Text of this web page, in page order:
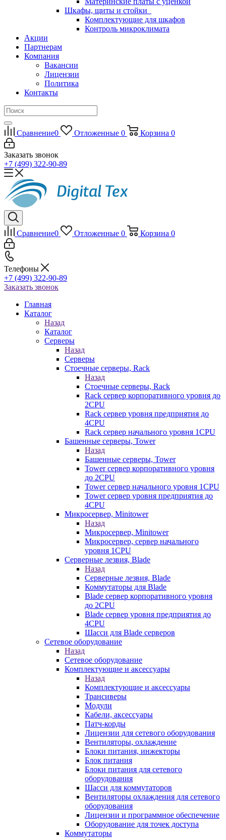
Шкафы, щиты и стойки
Комплектующие для шкафов
Контроль микроклимата
Акции
Партнерам
Компания
Вакансии
Лицензии
Политика
Контакты
Сравнение0 Отложенные 0 Корзина 0
Заказать звонок
+7 (499) 322-90-89
Сравнение0 Отложенные 0 Корзина 0
Телефоны
+7 (499) 322-90-89
Заказать звонок
Главная
Каталог
Назад
Каталог
Серверы
Назад
Серверы
Стоечные серверы, Rack
Назад
Стоечные серверы, Rack
Rack сервер корпоративного уровня до
2CPU
Rack сервер уровня предприятия до
4CPU
Rack сервер начального уровня 1CPU
Башенные серверы, Tower
Назад
Башенные серверы, Tower
Tower сервер корпоративного уровня
до 2CPU
Tower сервер начального уровня 1CPU
Tower сервер уровня предприятия до
4CPU
Микросервер, Minitower
Назад
Микросервер, Minitower
Микросервер, сервер начального
уровня 1CPU
Серверные лезвия, Blade
Назад
Серверные лезвия, Blade
Коммутаторы для Blade
Blade сервер корпоративного уровня
до 2CPU
Blade сервер уровня предприятия до
4CPU
Шасси для Blade серверов
Сетевое оборудование
Назад
Сетевое оборудование
Комплектующие и аксессуары
Назад
Комплектующие и аксессуары
Трансиверы
Модули
Кабели, аксессуары
Патч-корды
Лицензии для сетевого оборудования
Вентиляторы, охлаждение
Блоки питания, инжекторы
Блок питания
Блоки питания для сетевого
оборудования
Шасси для коммутаторов
Вентиляторы охлаждения для сетевого
оборудования
Лицензии и программное обеспечение
Оборудование для точек доступа
Коммутаторы